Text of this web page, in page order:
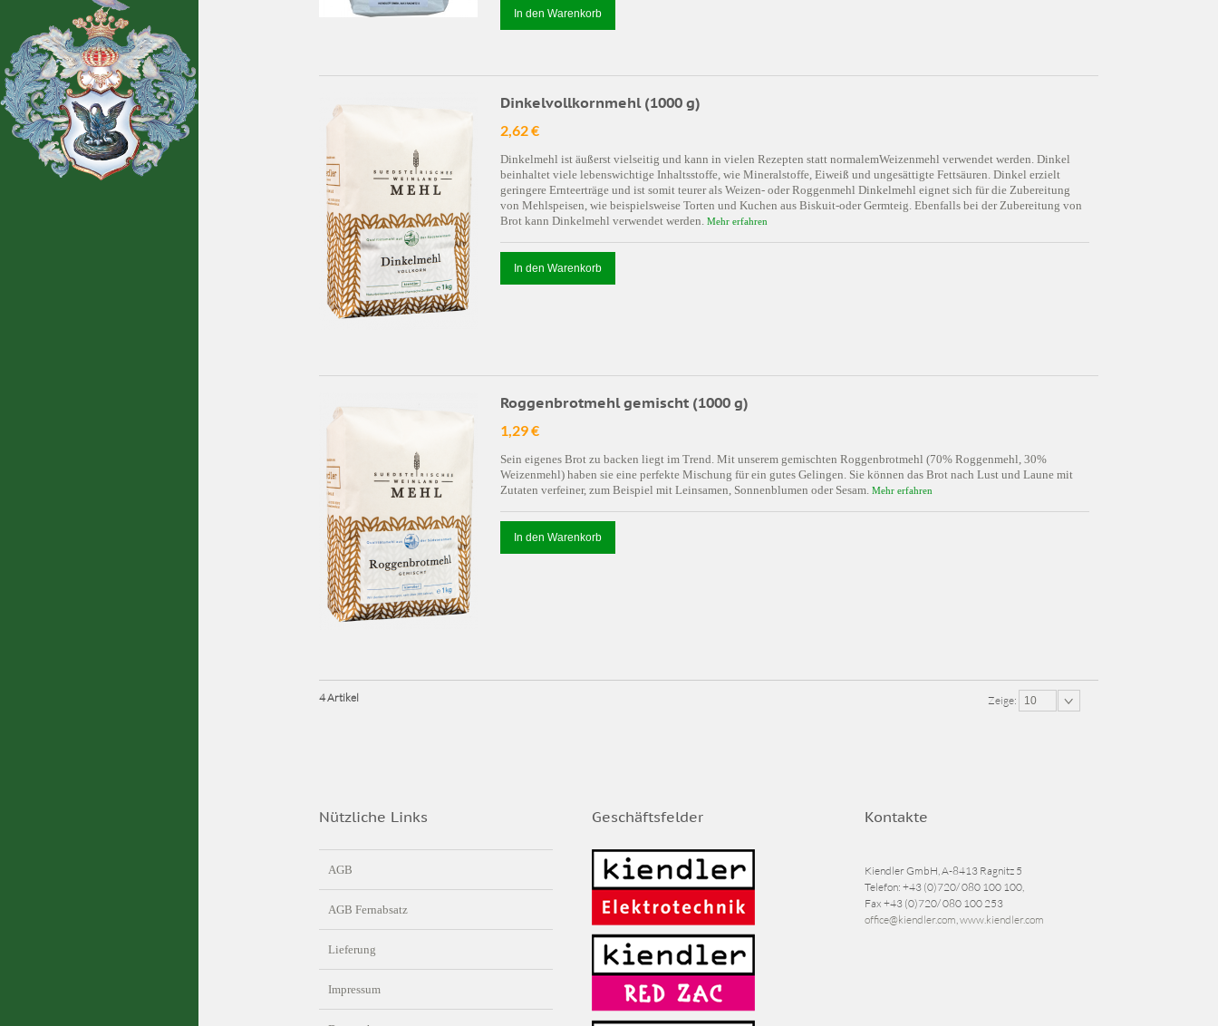
In den Warenkorb
Dinkelvollkornmehl (1000 g)
2,62 €
Dinkelmehl ist äußerst vielseitig und kann in vielen Rezepten statt normalemWeizenmehl verwendet werden. Dinkel
beinhaltet viele lebenswichtige Inhaltsstoffe, wie Mineralstoffe, Eiweiß und ungesättigte Fettsäuren. Dinkel erzielt
geringere Ernteerträge und ist somit teurer als Weizen- oder Roggenmehl Dinkelmehl eignet sich für die Zubereitung
von Mehlspeisen, wie beispielsweise Torten und Kuchen aus Biskuit-oder Germteig. Ebenfalls bei der Zubereitung von
Brot kann Dinkelmehl verwendet werden. Mehr erfahren
In den Warenkorb
Roggenbrotmehl gemischt (1000 g)
1,29 €
Sein eigenes Brot zu backen liegt im Trend. Mit unserem gemischten Roggenbrotmehl (70% Roggenmehl, 30%
Weizenmehl) haben sie eine perfekte Mischung für ein gutes Gelingen. Sie können das Brot nach Lust und Laune mit
Zutaten verfeiner, zum Beispiel mit Leinsamen, Sonnenblumen oder Sesam. Mehr erfahren
In den Warenkorb
Zeige: 10
4 Artikel
Nützliche Links
AGB
AGB Fernabsatz
Lieferung
Impressum
Geschäftsfelder Kontakte
Kiendler GmbH, A-8413 Ragnitz 5
Telefon: +43 (0)720/ 080 100 100,
Fax +43 (0)720/ 080 100 253
office@kiendler.com,www.kiendler.com